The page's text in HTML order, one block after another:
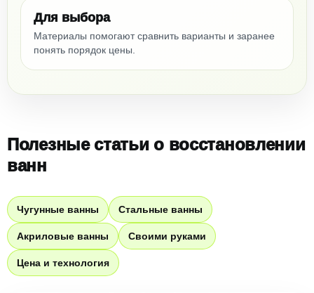
Для выбора
Материалы помогают сравнить варианты и заранее
понять порядок цены.
Полезные статьи о восстановлении
ванн
Чугунные ванны Стальные ванны
Акриловые ванны Своими руками
Цена и технология